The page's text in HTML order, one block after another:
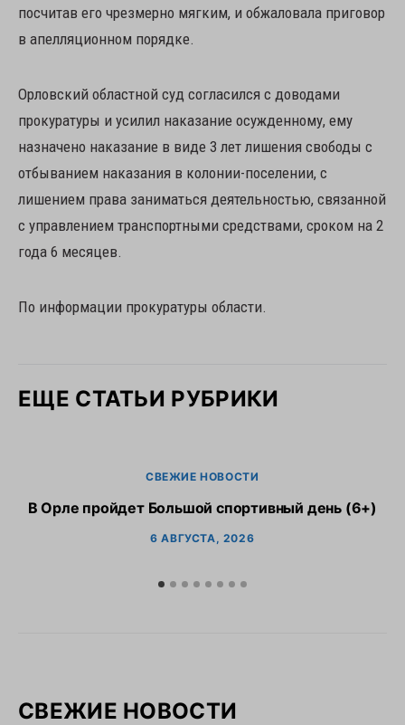
посчитав его чрезмерно мягким, и обжаловала приговор
в апелляционном порядке.
Орловский областной суд согласился с доводами
прокуратуры и усилил наказание осужденному, ему
назначено наказание в виде 3 лет лишения свободы с
отбыванием наказания в колонии-поселении, с
лишением права заниматься деятельностью, связанной
с управлением транспортными средствами, сроком на 2
года 6 месяцев.
По информации прокуратуры области.
ЕЩЕ СТАТЬИ РУБРИКИ
СВЕЖИЕ НОВОСТИ
В Орле пройдет Большой спортивный день (6+)
6 АВГУСТА, 2026
СВЕЖИЕ НОВОСТИ